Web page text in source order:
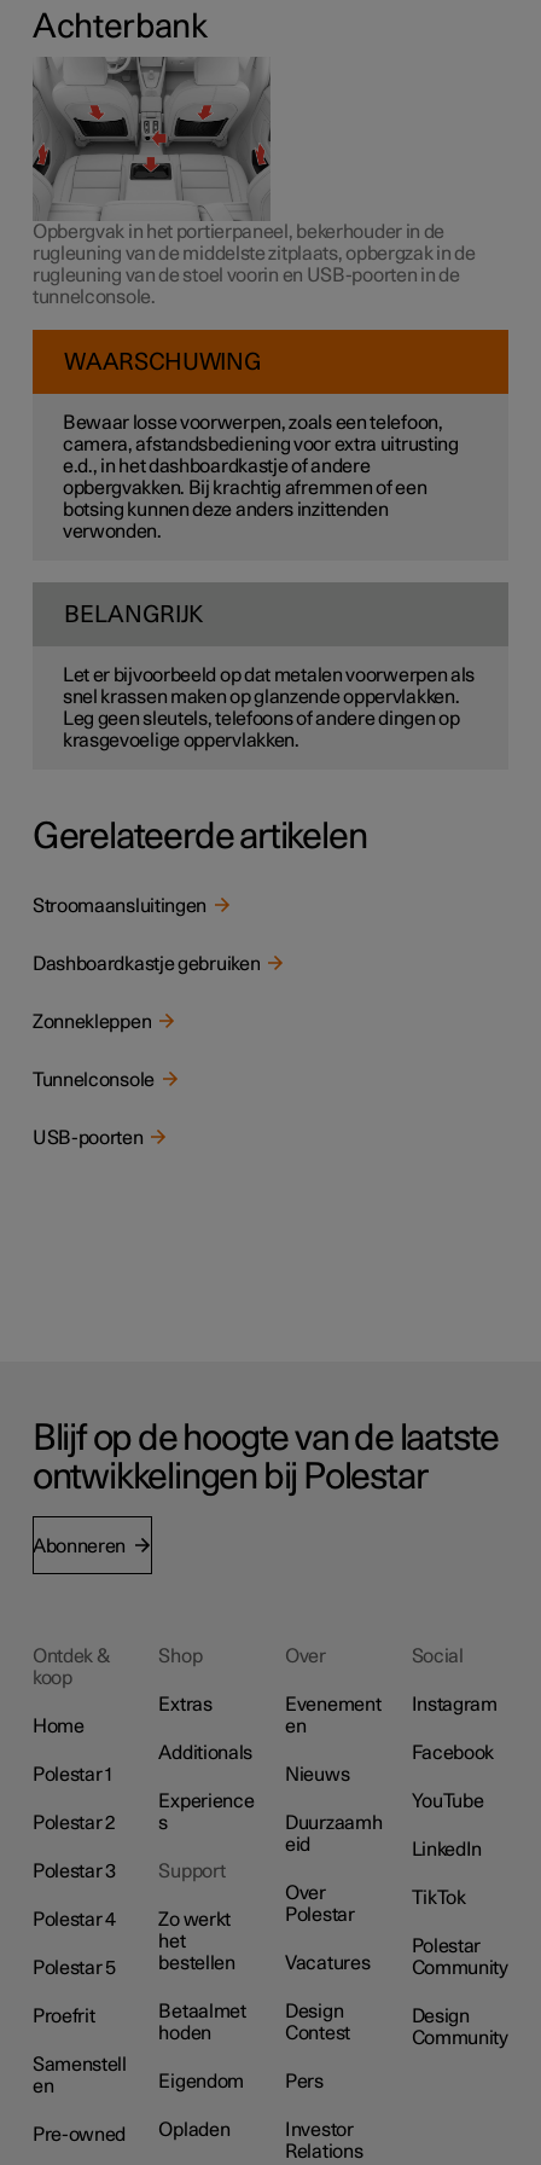
Achterbank
Opbergvak in het portierpaneel, bekerhouder in de
rugleuning van de middelste zitplaats, opbergzak in de
rugleuning van de stoel voorin en USB-poorten in de
tunnelconsole.
WAARSCHUWING
Bewaar losse voorwerpen, zoals een telefoon,
camera, afstandsbediening voor extra uitrusting
e.d., in het dashboardkastje of andere
opbergvakken. Bij krachtig afremmen of een
botsing kunnen deze anders inzittenden
verwonden.
BELANGRIJK
Let er bijvoorbeeld op dat metalen voorwerpen als
snel krassen maken op glanzende oppervlakken.
Leg geen sleutels, telefoons of andere dingen op
krasgevoelige oppervlakken.
Gerelateerde artikelen
Stroomaansluitingen
Dashboardkastje gebruiken
Zonnekleppen
Tunnelconsole
USB-poorten
Blijf op de hoogte van de laatste
ontwikkelingen bij Polestar
Abonneren
Ontdek &
koop
Home
Polestar 1
Polestar 2
Polestar 3
Polestar 4
Polestar 5
Proefrit
Samenstell
en
Pre-owned
Shop
Extras
Additionals
Experience
s
Support
Zo werkt
het
bestellen
Betaalmet
hoden
Eigendom
Opladen
Over
Evenement
en
Nieuws
Duurzaamh
eid
Over
Polestar
Vacatures
Design
Contest
Pers
Investor
Relations
Social
Instagram
Facebook
YouTube
LinkedIn
TikTok
Polestar
Community
Design
Community